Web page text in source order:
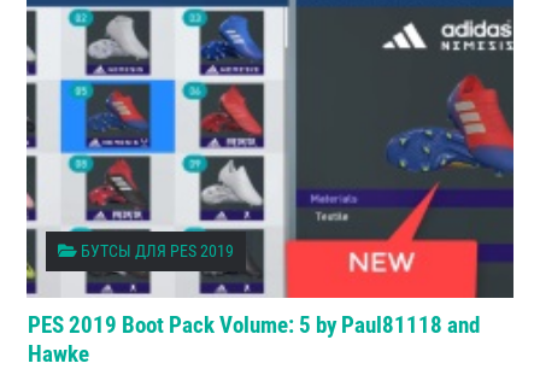
БУТСЫ ДЛЯ PES 2019
PES 2019 Boot Pack Volume: 5 by Paul81118 and
Hawke